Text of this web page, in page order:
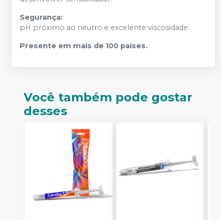
Segurança:
pH próximo ao neutro e excelente viscosidade.
Presente em mais de 100 países.
Você também pode gostar
desses